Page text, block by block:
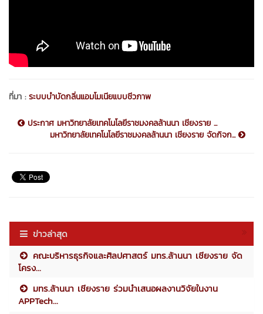
ที่มา :ระบบบำบัดกลิ่นแอมโมเนียแบบชีวภาพ
ประกาศ มหาวิทยาลัยเทคโนโลยีราชมงคลล้านนา เชียงราย ...
มหาวิทยาลัยเทคโนโลยีราชมงคลล้านนา เชียงราย จัดกิจก...
ข่าวล่าสุด
คณะบริหารธุรกิจและศิลปศาสตร์ มทร.ล้านนา เชียงราย จัด
โครง...
มทร.ล้านนา เชียงราย ร่วมนำเสนอผลงานวิจัยในงาน
APPTech...